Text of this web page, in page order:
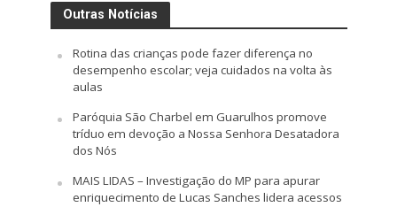
Outras Notícias
Rotina das crianças pode fazer diferença no
desempenho escolar; veja cuidados na volta às
aulas
Paróquia São Charbel em Guarulhos promove
tríduo em devoção a Nossa Senhora Desatadora
dos Nós
MAIS LIDAS – Investigação do MP para apurar
enriquecimento de Lucas Sanches lidera acessos